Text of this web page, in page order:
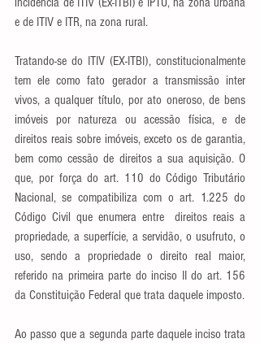
e de ITIV e ITR, na zona rural.
Tratando-se do ITIV (EX-ITBI), constitucionalmente
tem ele como fato gerador a transmissão inter
vivos, a qualquer título, por ato oneroso, de bens
imóveis por natureza ou acessão física, e de
direitos reais sobre imóveis, exceto os de garantia,
bem como cessão de direitos a sua aquisição. O
que, por força do art. 110 do Código Tributário
Nacional, se compatibiliza com o art. 1.225 do
Código Civil que enumera entre  direitos reais a
propriedade, a superfície, a servidão, o usufruto, o
uso, sendo a propriedade o direito real maior,
referido na primeira parte do inciso II do art. 156
Ao passo que a segunda parte daquele inciso trata